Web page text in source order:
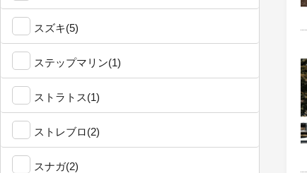
スズキ(5)
ステップマリン(1)
ストラトス(1)
ストレブロ(2)
スナガ(2)